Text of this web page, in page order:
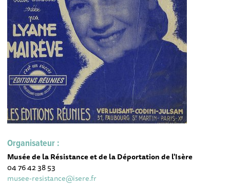
Organisateur :
Musée de la Résistance et de la Déportation de l'Isère
04 76 42 38 53
musee-resistance@isere.fr